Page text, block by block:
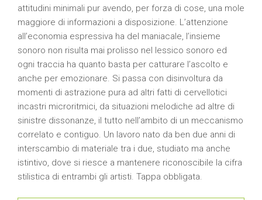
attitudini minimali pur avendo, per forza di cose, una mole
maggiore di informazioni a disposizione. L’attenzione
all’economia espressiva ha del maniacale, l’insieme
sonoro non risulta mai prolisso nel lessico sonoro ed
ogni traccia ha quanto basta per catturare l’ascolto e
anche per emozionare. Si passa con disinvoltura da
momenti di astrazione pura ad altri fatti di cervellotici
incastri microritmici, da situazioni melodiche ad altre di
sinistre dissonanze, il tutto nell’ambito di un meccanismo
correlato e contiguo. Un lavoro nato da ben due anni di
interscambio di materiale tra i due, studiato ma anche
istintivo, dove si riesce a mantenere riconoscibile la cifra
stilistica di entrambi gli artisti. Tappa obbligata.